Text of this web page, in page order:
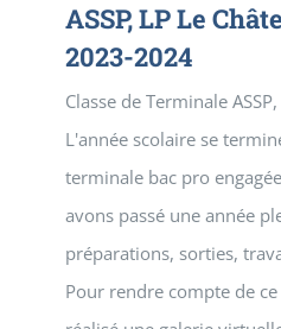
ASSP, LP Le
2023-2024
Classe de Terminale
L'année scolaire se
terminale bac pro
avons passé une année
préparations, sorties,
Pour rendre compte de